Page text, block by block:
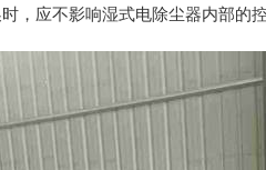
，应不影响湿式电除尘器内部的